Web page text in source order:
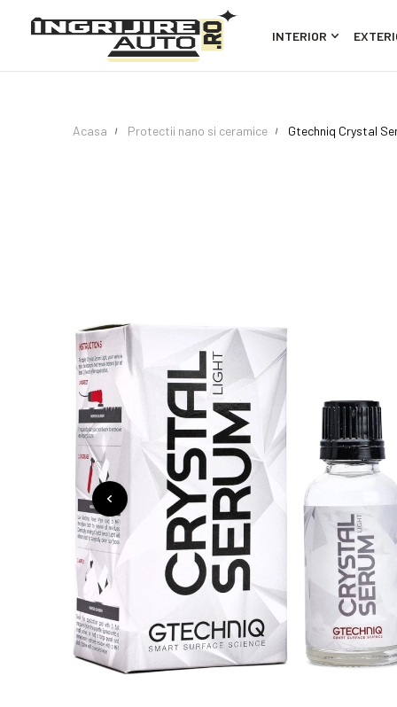
INTERIOR
Acasa Protectii nano si ceramice Gtechniq Crystal